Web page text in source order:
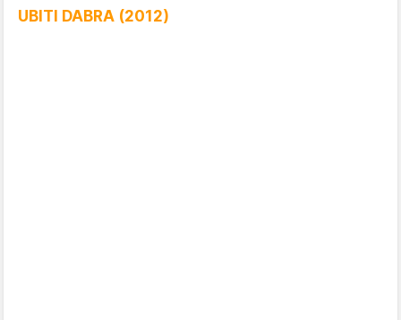
UBITI DABRA (2012)